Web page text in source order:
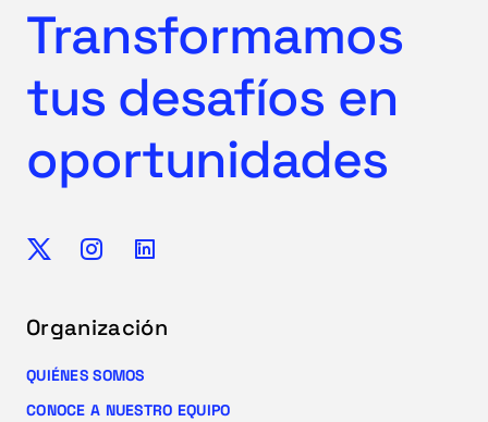
Transformamos
tus desafíos en
oportunidades
Organización
QUIÉNES SOMOS
CONOCE A NUESTRO EQUIPO